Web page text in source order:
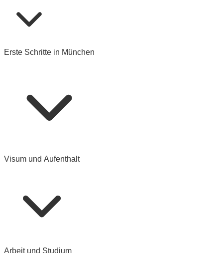
Erste Schritte in München
Visum und Aufenthalt
Arbeit und Studium